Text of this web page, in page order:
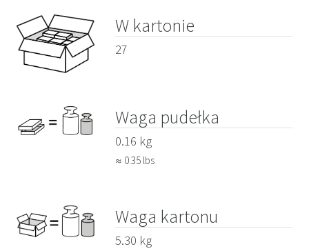
W kartonie
27
Waga pudełka
0.16 kg
≈ 0.35 lbs
Waga kartonu
5.30 kg